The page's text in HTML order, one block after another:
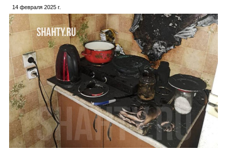
Каталог
Инфо
Гороскоп
14 февраля 2025 г.